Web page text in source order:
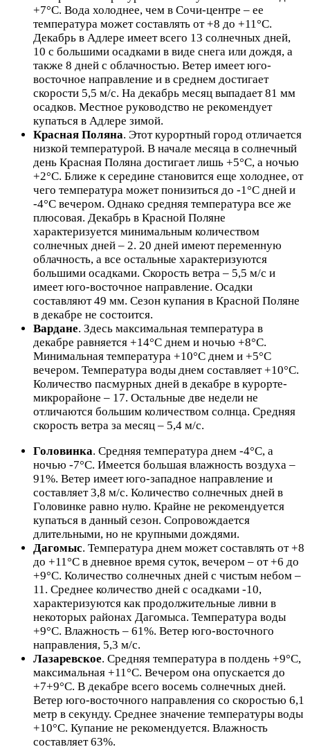
+7°C. Вода холоднее, чем в Сочи-центре – ее
температура может составлять от +8 до +11°C.
Декабрь в Адлере имеет всего 13 солнечных дней,
10 с большими осадками в виде снега или дождя, а
также 8 дней с облачностью. Ветер имеет юго-
восточное направление и в среднем достигает
скорости 5,5 м/с. На декабрь месяц выпадает 81 мм
осадков. Местное руководство не рекомендует
купаться в Адлере зимой.
Красная Поляна. Этот курортный город отличается
низкой температурой. В начале месяца в солнечный
день Красная Поляна достигает лишь +5°C, а ночью
+2°C. Ближе к середине становится еще холоднее, от
чего температура может понизиться до -1°C дней и
-4°C вечером. Однако средняя температура все же
плюсовая. Декабрь в Красной Поляне
характеризуется минимальным количеством
солнечных дней – 2. 20 дней имеют переменную
облачность, а все остальные характеризуются
большими осадками. Скорость ветра – 5,5 м/с и
имеет юго-восточное направление. Осадки
составляют 49 мм. Сезон купания в Красной Поляне
в декабре не состоится.
Вардане. Здесь максимальная температура в
декабре равняется +14°C днем и ночью +8°C.
Минимальная температура +10°C днем и +5°C
вечером. Температура воды днем составляет +10°C.
Количество пасмурных дней в декабре в курорте-
микрорайоне – 17. Остальные две недели не
отличаются большим количеством солнца. Средняя
скорость ветра за месяц – 5,4 м/с.
Головинка. Средняя температура днем -4°C, а
ночью -7°C. Имеется большая влажность воздуха –
91%. Ветер имеет юго-западное направление и
составляет 3,8 м/с. Количество солнечных дней в
Головинке равно нулю. Крайне не рекомендуется
купаться в данный сезон. Сопровождается
длительными, но не крупными дождями.
Дагомыс. Температура днем может составлять от +8
до +11°C в дневное время суток, вечером – от +6 до
+9°C. Количество солнечных дней с чистым небом –
11. Среднее количество дней с осадками -10,
характеризуются как продолжительные ливни в
некоторых районах Дагомыса. Температура воды
+9°C. Влажность – 61%. Ветер юго-восточного
направления, 5,3 м/с.
Лазаревское. Средняя температура в полдень +9°C,
максимальная +11°C. Вечером она опускается до
+7+9°C. В декабре всего восемь солнечных дней.
Ветер юго-восточного направления со скоростью 6,1
метр в секунду. Среднее значение температуры воды
+10°C. Купание не рекомендуется. Влажность
составляет 63%.